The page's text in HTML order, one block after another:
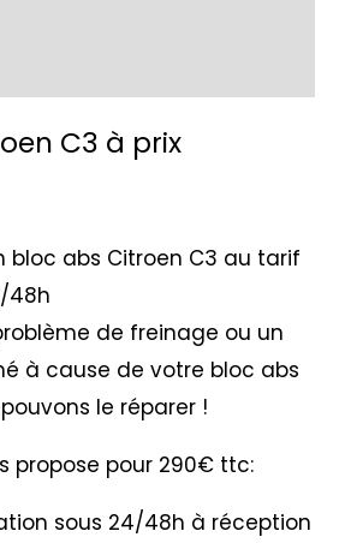
C3 à prix
bloc abs Citroen C3 au tarif
48h
de freinage ou un
à cause de votre bloc abs
le réparer !
propose pour 290€ ttc:
sous 24/48h à réception